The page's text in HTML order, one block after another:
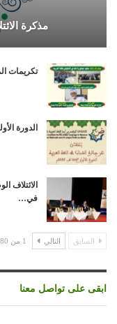
مذكرة
تكريمات
الدورة
الائتلاف
في…
السابق التالي 1 من 80
ابقى على تواصل معنا